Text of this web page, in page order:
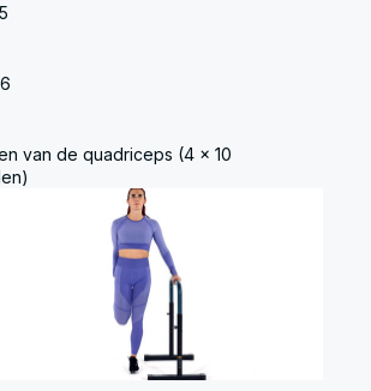
van de quadriceps (4 x 10